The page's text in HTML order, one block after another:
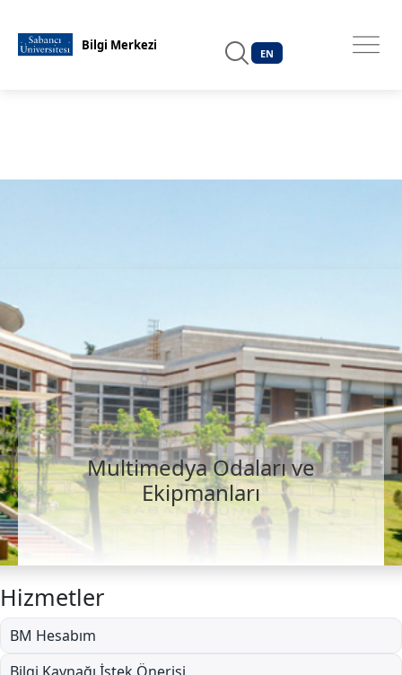
Bilgi Merkezi
EN
Multimedya Odaları ve
Ekipmanları
Hizmetler
BM Hesabım